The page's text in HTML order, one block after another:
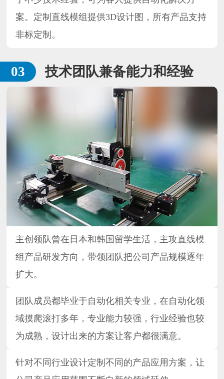
案。定制直线模组提供3D设计图，所有产品支持
非标定制。
技术团队兼备能力和经验
主创领队曾在日本和韩国留学生活，主攻直线模
组产品研发方向，带领团队把公司产品规模逐年
扩大。
团队成员都毕业于自动化相关专业，在自动化领
域摸爬滚打多年，专业能力较强，行业经验也较
为成熟，设计出来的方案让客户都很满意。
针对不同行业设计定制不同的产品应用方案，让